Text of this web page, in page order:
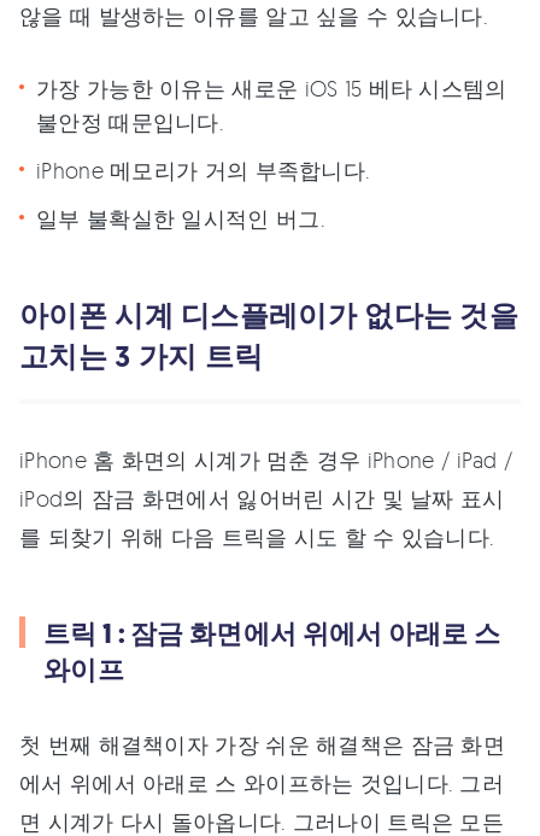
않을 때 발생하는 이유를 알고 싶을 수 있습니다.
가장 가능한 이유는 새로운 iOS 15 베타 시스템의
불안정 때문입니다.
iPhone 메모리가 거의 부족합니다.
일부 불확실한 일시적인 버그.
아이폰 시계 디스플레이가 없다는 것을
고치는 3 가지 트릭
iPhone 홈 화면의 시계가 멈춘 경우 iPhone / iPad /
iPod의 잠금 화면에서 잃어버린 시간 및 날짜 표시
를 되찾기 위해 다음 트릭을 시도 할 수 있습니다.
트릭 1 : 잠금 화면에서 위에서 아래로 스
와이프
첫 번째 해결책이자 가장 쉬운 해결책은 잠금 화면
에서 위에서 아래로 스 와이프하는 것입니다. 그러
면 시계가 다시 돌아옵니다. 그러나이 트릭은 모든